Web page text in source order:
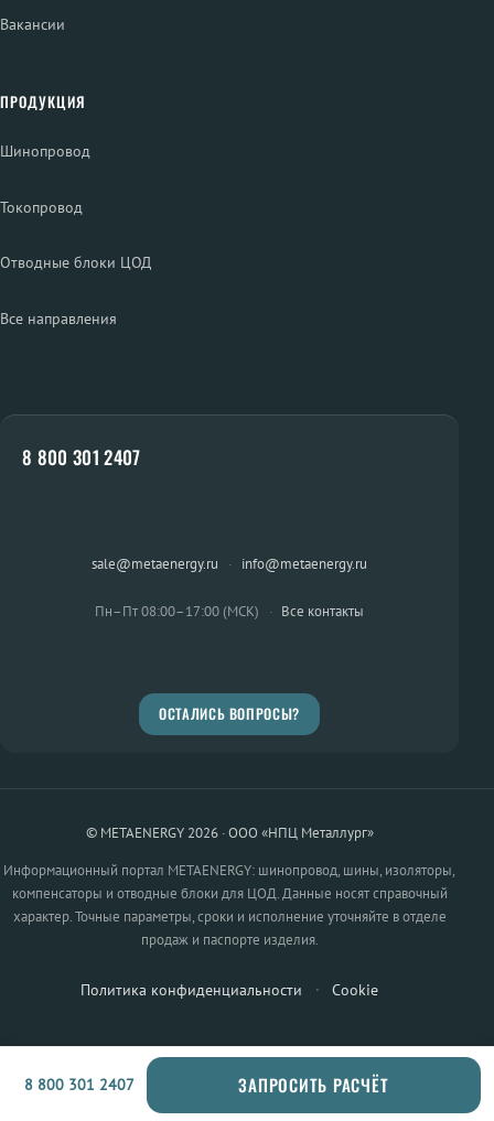
Вакансии
ПРОДУКЦИЯ
Шинопровод
Токопровод
Отводные блоки ЦОД
Все направления
8 800 301 2407
sale@metaenergy.ru · info@metaenergy.ru
Пн–Пт 08:00–17:00 (МСК) · Все контакты
ОСТАЛИСЬ ВОПРОСЫ?
© METAENERGY 2026 · ООО «НПЦ Металлург»
Информационный портал METAENERGY: шинопровод, шины, изоляторы,
компенсаторы и отводные блоки для ЦОД. Данные носят справочный
характер. Точные параметры, сроки и исполнение уточняйте в отделе
продаж и паспорте изделия.
Политика конфиденциальности · Cookie
8 800 301 2407 ЗАПРОСИТЬ РАСЧЁТ